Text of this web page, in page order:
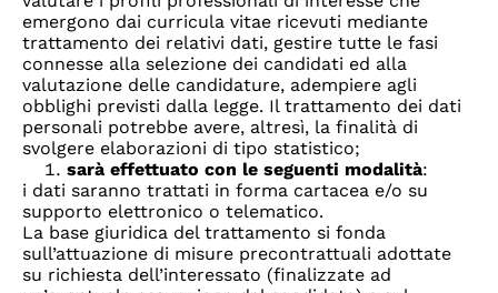
emergono dai curricula vitae ricevuti mediante
trattamento dei relativi dati, gestire tutte le fasi
connesse alla selezione dei candidati ed alla
valutazione delle candidature, adempiere agli
obblighi previsti dalla legge. Il trattamento dei dati
personali potrebbe avere, altresì, la finalità di
svolgere elaborazioni di tipo statistico;
sarà effettuato con le seguenti modalità:
i dati saranno trattati in forma cartacea e/o su
supporto elettronico o telematico.
La base giuridica del trattamento si fonda
sull’attuazione di misure precontrattuali adottate
su richiesta dell’interessato (finalizzate ad